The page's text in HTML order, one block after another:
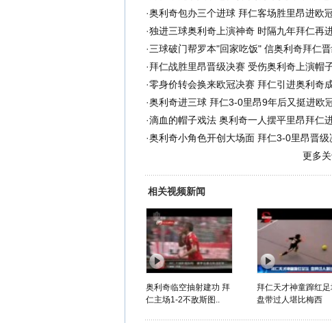
·奥利奇包办三个进球 拜仁客场胜里昂进欧
·独进三球奥利奇上演神奇 时隔九年拜仁再
·三球破门帮罗本"回家吃饭" 信奥利奇拜仁
·拜仁战胜里昂晋级决赛 受伤奥利奇上演帽
·零身价转会换来欧冠决赛 拜仁引进奥利奇
·奥利奇进三球 拜仁3-0里昂9年后又挺进欧
·滴血的帽子戏法 奥利奇一人摆平里昂拜仁
·奥利奇小角色开创大场面 拜仁3-0里昂晋级
更多
相关视频新闻
奥利奇临空抽射建功 拜
仁主场1-2不敌斯图..
拜仁天才神童蹿红足
盘带过人堪比梅西